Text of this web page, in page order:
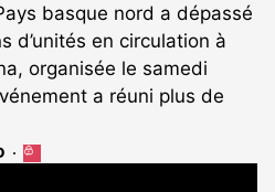
basque nord a dépassé
d’unités en circulation à
organisée le samedi
a réuni plus de
Cet